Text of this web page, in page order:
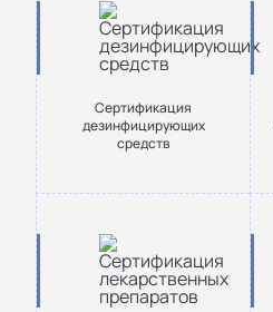
Сертификация
дезинфицирующих
средств